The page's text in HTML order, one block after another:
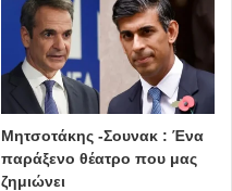
Μητσοτάκης -Σουνακ : Ένα
παράξενο θέατρο που μας
ζημιώνει